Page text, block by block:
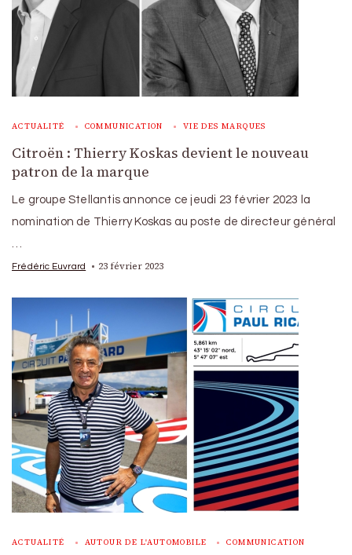
ACTUALITÉ COMMUNICATION VIE DES MARQUES
Citroën : Thierry Koskas devient le nouveau
patron de la marque
Le groupe Stellantis annonce ce jeudi 23 février 2023 la
nomination de Thierry Koskas au poste de directeur général
Frédéric Euvrard 23 février 2023
ACTUALITÉ AUTOUR DE L'AUTOMOBILE COMMUNICATION